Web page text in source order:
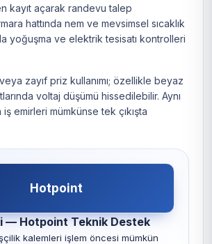
kayıt açarak randevu talep
hattında nem ve mevsimsel sıcaklık
yoğuşma ve elektrik tesisatı kontrolleri
zayıf priz kullanımı; özellikle beyaz
voltaj düşümü hissedilebilir. Aynı
emirleri mümkünse tek çıkışta
Hotpoint
— Hotpoint Teknik Destek
kalemleri işlem öncesi mümkün